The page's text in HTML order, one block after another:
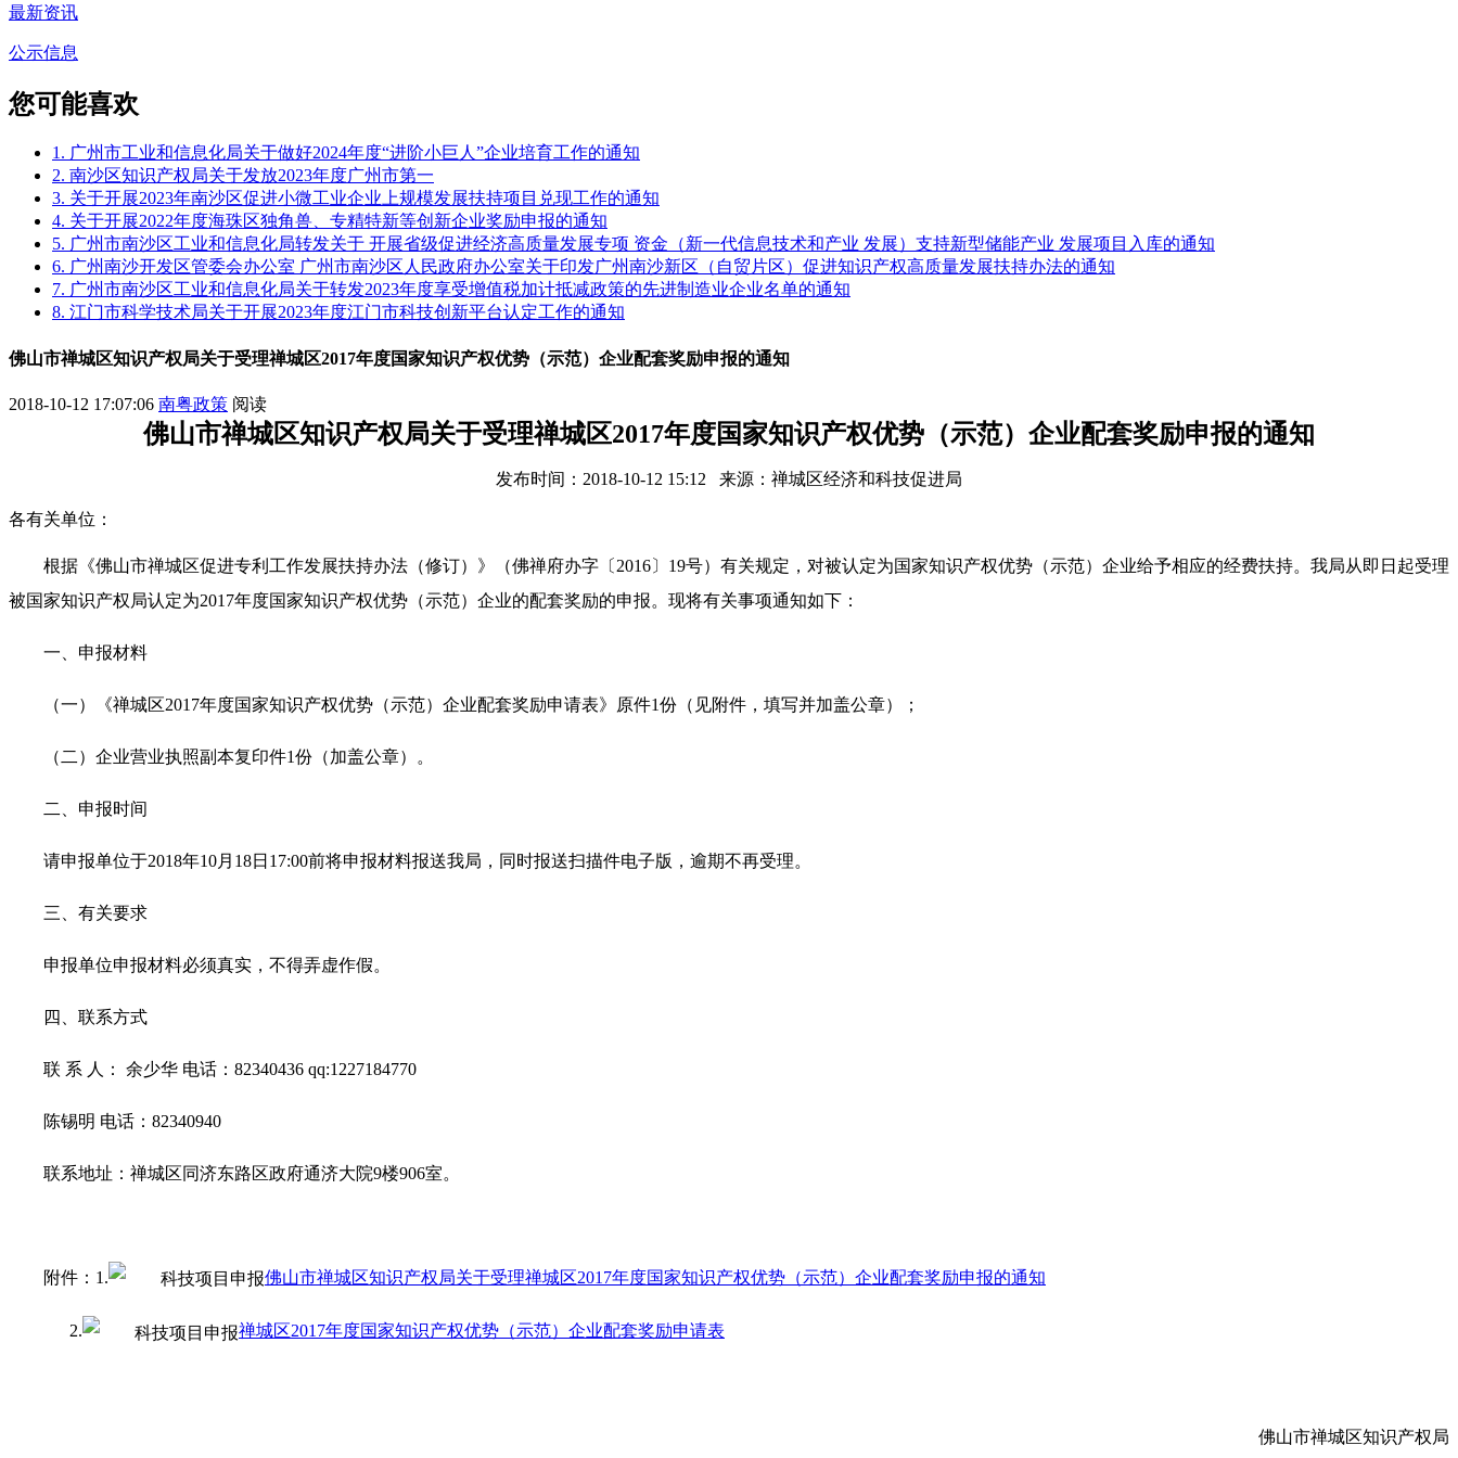
最新资讯
公示信息
您可能喜欢
1. 广州市工业和信息化局关于做好2024年度“进阶小巨人”企业培育工作的通知
2. 南沙区知识产权局关于发放2023年度广州市第一
3. 关于开展2023年南沙区促进小微工业企业上规模发展扶持项目兑现工作的通知
4. 关于开展2022年度海珠区独角兽、专精特新等创新企业奖励申报的通知
5. 广州市南沙区工业和信息化局转发关于 开展省级促进经济高质量发展专项 资金（新一代信息技术和产业 发展）支持新型储能产业 发展项目入库的通知
6. 广州南沙开发区管委会办公室 广州市南沙区人民政府办公室关于印发广州南沙新区（自贸片区）促进知识产权高质量发展扶持办法的通知
7. 广州市南沙区工业和信息化局关于转发2023年度享受增值税加计抵减政策的先进制造业企业名单的通知
8. 江门市科学技术局关于开展2023年度江门市科技创新平台认定工作的通知
佛山市禅城区知识产权局关于受理禅城区2017年度国家知识产权优势（示范）企业配套奖励申报的通知
2018-10-12 17:07:06 南粤政策 阅读
佛山市禅城区知识产权局关于受理禅城区2017年度国家知识产权优势（示范）企业配套奖励申报的通知
发布时间： 2018-10-12 15:12 来源： 禅城区经济和科技促进局
各有关单位：
根据《佛山市禅城区促进专利工作发展扶持办法（修订）》（佛禅府办字〔2016〕19号）有关规定，对被认定为国家知识产权优势（示范）企业给予相应的经费扶持。我局从即日起受理
被国家知识产权局认定为2017年度国家知识产权优势（示范）企业的配套奖励的申报。现将有关事项通知如下：
一、申报材料
（一）《禅城区2017年度国家知识产权优势（示范）企业配套奖励申请表》原件1份（见附件，填写并加盖公章）；
（二）企业营业执照副本复印件1份（加盖公章）。
二、申报时间
请申报单位于2018年10月18日17:00前将申报材料报送我局，同时报送扫描件电子版，逾期不再受理。
三、有关要求
申报单位申报材料必须真实，不得弄虚作假。
四、联系方式
联 系 人： 余少华 电话：82340436 qq:1227184770
陈锡明 电话：82340940
联系地址：禅城区同济东路区政府通济大院9楼906室。
附件：1. 佛山市禅城区知识产权局关于受理禅城区2017年度国家知识产权优势（示范）企业配套奖励申报的通知
2. 禅城区2017年度国家知识产权优势（示范）企业配套奖励申请表
佛山市禅城区知识产权局